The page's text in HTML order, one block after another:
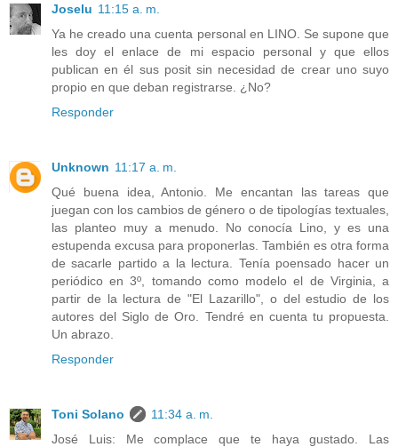
Joselu 11:15 a. m.
Ya he creado una cuenta personal en LINO. Se supone que
les doy el enlace de mi espacio personal y que ellos
publican en él sus posit sin necesidad de crear uno suyo
propio en que deban registrarse. ¿No?
Responder
Unknown 11:17 a. m.
Qué buena idea, Antonio. Me encantan las tareas que
juegan con los cambios de género o de tipologías textuales,
las planteo muy a menudo. No conocía Lino, y es una
estupenda excusa para proponerlas. También es otra forma
de sacarle partido a la lectura. Tenía poensado hacer un
periódico en 3º, tomando como modelo el de Virginia, a
partir de la lectura de "El Lazarillo", o del estudio de los
autores del Siglo de Oro. Tendré en cuenta tu propuesta.
Un abrazo.
Responder
Toni Solano
11:34 a. m.
José Luis: Me complace que te haya gustado. Las